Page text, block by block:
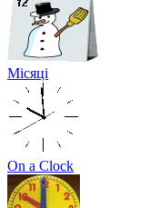
Місяці
On a Clock